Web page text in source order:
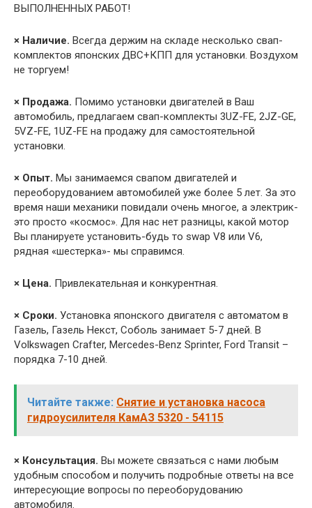
ВЫПОЛНЕННЫХ РАБОТ!
× Наличие. Всегда держим на складе несколько свап-
комплектов японских ДВС+КПП для установки. Воздухом
не торгуем!
× Продажа. Помимо установки двигателей в Ваш
автомобиль, предлагаем свап-комплекты 3UZ-FE, 2JZ-GE,
5VZ-FE, 1UZ-FE на продажу для самостоятельной
установки.
× Опыт. Мы занимаемся свапом двигателей и
переоборудованием автомобилей уже более 5 лет. За это
время наши механики повидали очень многое, а электрик-
это просто «космос». Для нас нет разницы, какой мотор
Вы планируете установить-будь то swap V8 или V6,
рядная «шестерка»- мы справимся.
× Цена. Привлекательная и конкурентная.
× Сроки. Установка японского двигателя с автоматом в
Газель, Газель Некст, Соболь занимает 5-7 дней. В
Volkswagen Crafter, Mercedes-Benz Sprinter, Ford Transit –
порядка 7-10 дней.
Читайте также: Снятие и установка насоса
гидроусилителя КамАЗ 5320 - 54115
× Консультация. Вы можете связаться с нами любым
удобным способом и получить подробные ответы на все
интересующие вопросы по переоборудованию
автомобиля.